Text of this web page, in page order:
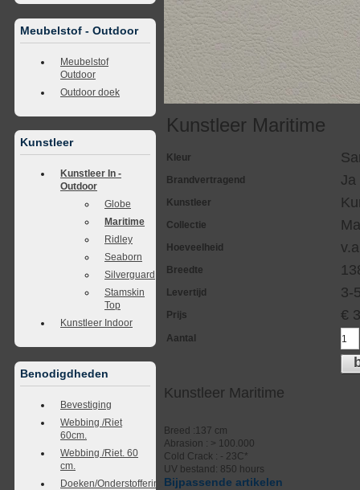
Meubelstof - Outdoor
Meubelstof
Outdoor
Outdoor doek
Kunstleer
Kunstleer In -
Outdoor
Globe
Maritime
Ridley
Seaborn
Silverguard
Stamskin
Top
Kunstleer Indoor
Benodigdheden
Bevestiging
Webbing /Riet
60cm.
Webbing /Riet. 60
cm.
Doeken/Onderstoffering
Kunstleer Maritime
Kleur
Brandvertragend Ja
Kunstleer
Collectie
Hoeveelheid
Breedte
Levertijd 3-
Prijs €
Aantal
Kunstleer Maritime
Breed :137 cm
Abrasion : > 100.000
Cold Crack : - 23C*
UV bestand: 850 hours
Bijpassende artikelen